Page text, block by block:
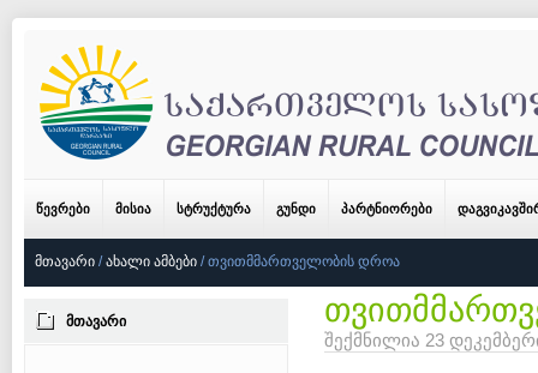
ᲬᲔᲕᲠᲔᲑᲘ ᲛᲘᲡᲘᲐ ᲡᲢᲠᲣᲥᲢᲣᲠᲐ ᲒᲣᲜᲓᲘ ᲞᲐᲠᲢᲜᲘᲝᲠᲔᲑᲘ
ᲛᲗᲐᲕᲐᲠᲘ / ᲐᲮᲐᲚᲘ ᲐᲛᲑᲔᲑᲘ /ᲗᲕᲘᲗᲛᲛᲐᲠᲗᲕᲔᲚᲝᲑᲘᲡ ᲓᲠᲝᲐ
ᲛᲗᲐᲕᲐᲠᲘ
შექმნილია 23